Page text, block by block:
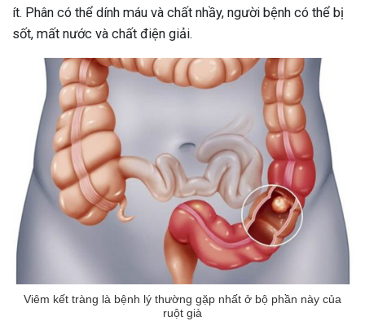
ít. Phân có thể dính máu và chất nhầy, người bệnh có thể bị
sốt, mất nước và chất điện giải.
Viêm kết tràng là bệnh lý thường gặp nhất ở bộ phần này của
ruột già